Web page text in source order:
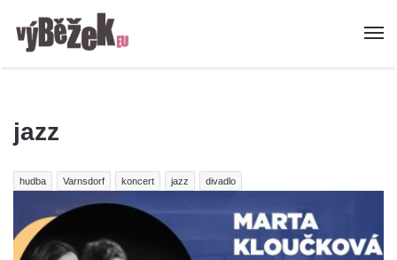
jazz
hudba Varnsdorf koncert jazz divadlo